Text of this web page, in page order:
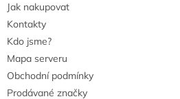
Jak nakupovat
Kontakty
Kdo jsme?
Mapa serveru
Obchodní podmínky
Prodávané značky